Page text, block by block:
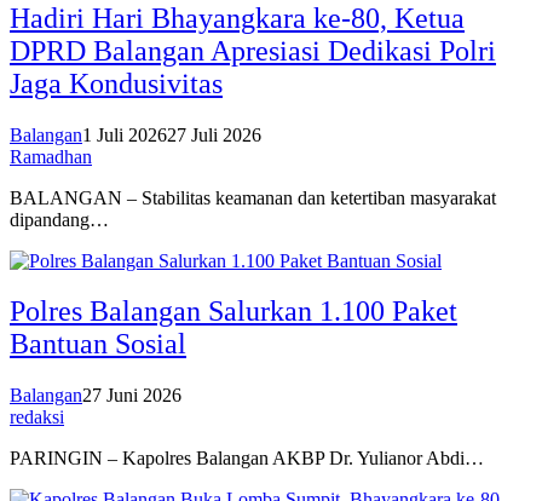
Hadiri Hari Bhayangkara ke-80, Ketua
DPRD Balangan Apresiasi Dedikasi Polri
Jaga Kondusivitas
Balangan1 Juli 202627 Juli 2026
Ramadhan
BALANGAN – Stabilitas keamanan dan ketertiban masyarakat
dipandang…
Polres Balangan Salurkan 1.100 Paket
Bantuan Sosial
Balangan27 Juni 2026
redaksi
PARINGIN – Kapolres Balangan AKBP Dr. Yulianor Abdi…